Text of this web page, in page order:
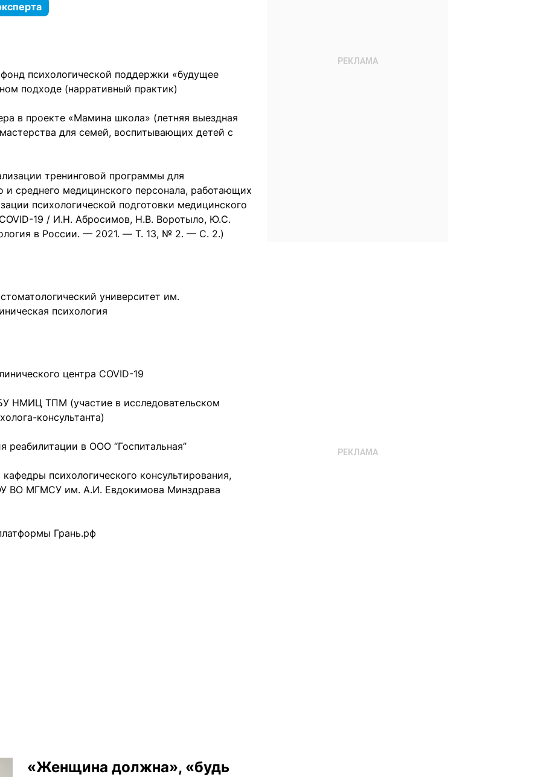
психологической поддержки «будущее
подходе (нарративный практик)
в проекте «Мамина школа» (летняя выездная
для семей, воспитывающих детей с
тренинговой программы для
и среднего медицинского персонала, работающих
психологической подготовки медицинского
19 / И.Н. Абросимов, Н.В. Воротыло, Ю.С.
в России. — 2021. — T. 13, № 2. — C. 2.)
университет им.
психология
центра COVID-19
НМИЦ ТПМ (участие в исследовательском
консультанта)
реабилитации в ООО “Госпитальная”
психологического консультирования,
ВО МГМСУ им. А.И. Евдокимова Минздрава
Грань.рф
«Женщина должна», «будь